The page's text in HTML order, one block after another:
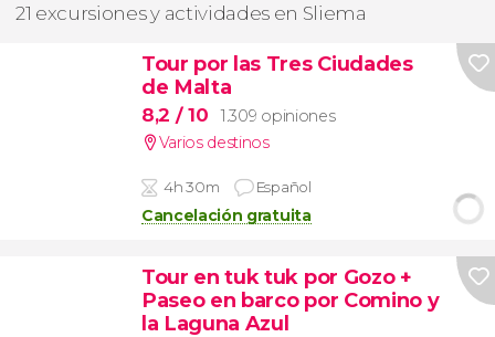
21 excursiones y actividades en Sliema
Tour por las Tres Ciudades
de Malta
8,2 / 10
1.309 opiniones
Varios destinos
4h 30m Español
Cancelación gratuita
Tour en tuk tuk por Gozo +
Paseo en barco por Comino y
la Laguna Azul